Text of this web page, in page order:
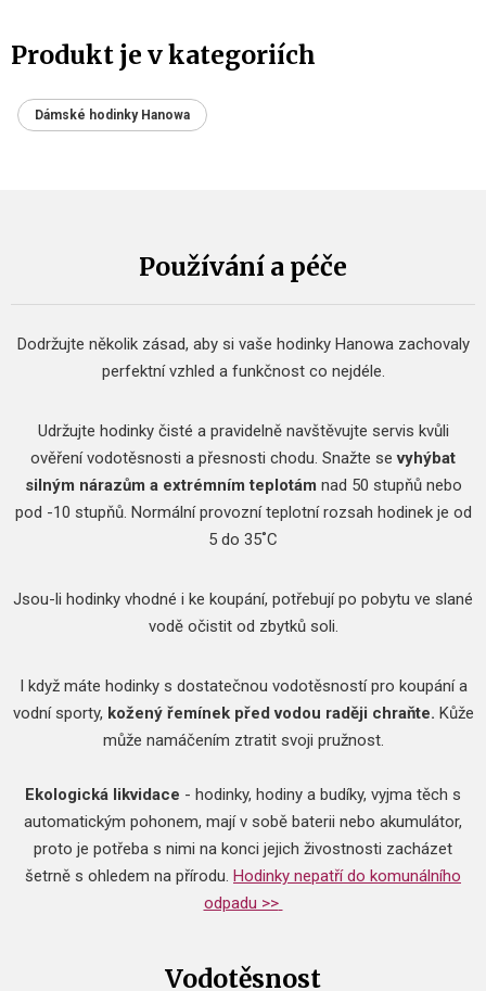
Produkt je v kategoriích
Dámské hodinky Hanowa
Používání a péče
Dodržujte několik zásad, aby si vaše hodinky Hanowa zachovaly
perfektní vzhled a funkčnost co nejdéle.
Udržujte hodinky čisté a pravidelně navštěvujte servis kvůli
ověření vodotěsnosti a přesnosti chodu. Snažte sevyhýbat
silným nárazům a extrémním teplotám nad 50 stupňů nebo
pod -10 stupňů. Normální provozní teplotní rozsah hodinek je od
5 do 35˚C
Jsou-li hodinky vhodné i ke koupání, potřebují po pobytu ve slané
vodě očistit od zbytků soli.
I když máte hodinky s dostatečnou vodotěsností pro koupání a
vodní sporty, kožený řemínek před vodou raději chraňte. Kůže
může namáčením ztratit svoji pružnost.
Ekologická likvidace - hodinky, hodiny a budíky, vyjma těch s
automatickým pohonem, mají v sobě baterii nebo akumulátor,
proto je potřeba s nimi na konci jejich živostnosti zacházet
šetrně s ohledem na přírodu. Hodinky nepatří do komunálního
odpadu >>
Vodotěsnost